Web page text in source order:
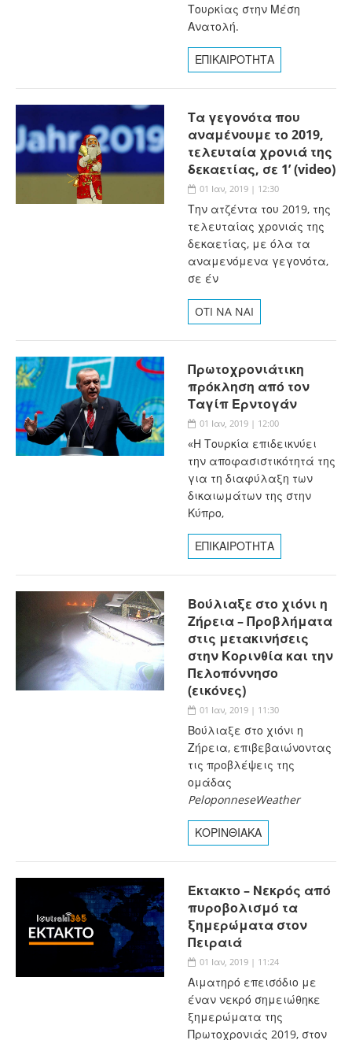
Τουρκίας στην Μέση
Ανατολή.
ΕΠΙΚΑΙΡΟΤΗΤΑ
Τα γεγονότα που
αναμένουμε το 2019,
τελευταία χρονιά της
δεκαετίας, σε 1’ (video)
01 Ιαν, 2019 | 12:30
Την ατζέντα του 2019, της
τελευταίας χρονιάς της
δεκαετίας, με όλα τα
αναμενόμενα γεγονότα,
σε έν
OTI NA NAI
Πρωτοχρονιάτικη
πρόκληση από τον
Ταγίπ Ερντογάν
01 Ιαν, 2019 | 12:00
«Η Τουρκία επιδεικνύει
την αποφασιστικότητά της
για τη διαφύλαξη των
δικαιωμάτων της στην
Κύπρο,
ΕΠΙΚΑΙΡΟΤΗΤΑ
Βούλιαξε στο χιόνι η
Ζήρεια – Προβλήματα
στις μετακινήσεις
στην Κορινθία και την
Πελοπόννησο
(εικόνες)
01 Ιαν, 2019 | 11:30
Βούλιαξε στο χιόνι η
Ζήρεια, επιβεβαιώνοντας
τις προβλέψεις της
ομάδας
PeloponneseWeather
ΚΟΡΙΝΘΙΑΚΑ
Έκτακτο – Νεκρός από
πυροβολισμό τα
ξημερώματα στον
Πειραιά
01 Ιαν, 2019 | 11:24
Αιματηρό επεισόδιο με
έναν νεκρό σημειώθηκε
ξημερώματα της
Πρωτοχρονιάς 2019, στον